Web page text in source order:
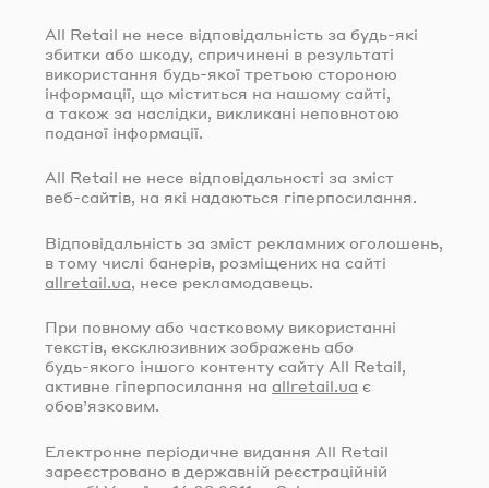
All Retail не несе відповідальність за будь-які
збитки або шкоду, спричинені в результаті
використання будь-якої третьою стороною
інформації, що міститься на нашому сайті,
а також за наслідки, викликані неповнотою
поданої інформації.
All Retail не несе відповідальності за зміст
веб-сайтів, на які надаються гіперпосилання.
Відповідальність за зміст рекламних оголошень,
в тому числі банерів, розміщених на сайті
allretail.ua, несе рекламодавець.
При повному або частковому використанні
текстів, ексклюзивних зображень або
будь-якого іншого контенту сайту All Retail,
активне гіперпосилання на allretail.ua є
обов’язковим.
Електронне періодичне видання All Retail
зареєстровано в державній реєстраційній